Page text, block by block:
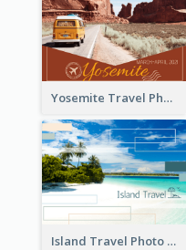
Yosemite Travel Photo Book
Island Travel Photo Book